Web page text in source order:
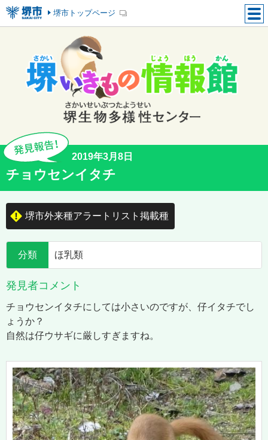
堺市トップページ
2019年3月8日
チョウセンイタチ
堺市外来種アラートリスト掲載種
分類 ほ乳類
発見者コメント
チョウセンイタチにしては小さいのですが、仔イタチでし
ょうか？
自然は仔ウサギに厳しすぎますね。